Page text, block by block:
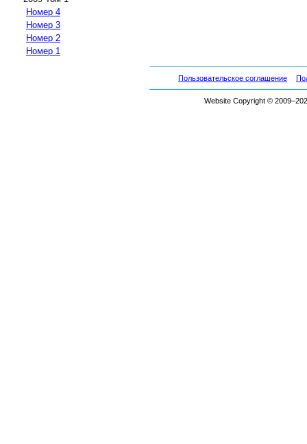
Номер 4
Номер 3
Номер 2
Номер 1
Пользовательское соглашение
Website Copyright ©